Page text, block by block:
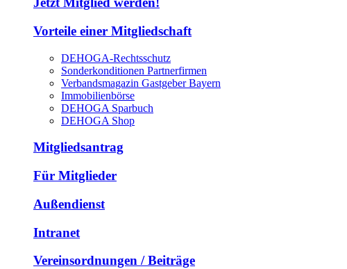
Vorteile einer Mitgliedschaft
DEHOGA-Rechtsschutz
Sonderkonditionen Partnerfirmen
Verbandsmagazin Gastgeber Bayern
Immobilienbörse
DEHOGA Sparbuch
DEHOGA Shop
Mitgliedsantrag
Für Mitglieder
Außendienst
Intranet
Vereinsordnungen / Beiträge